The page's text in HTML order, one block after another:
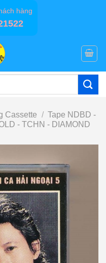
hàng
Cassette / Tape NDBD -
- TCHN - DIAMOND